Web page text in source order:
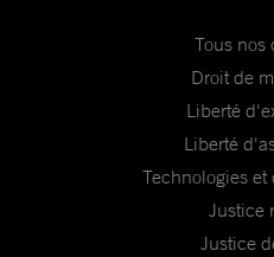
Tous nos
Droit de
Liberté
Liberté
Technologies
Justice
Justice